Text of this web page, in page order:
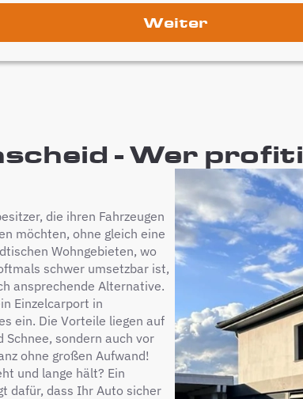
Weiter
- Wer
die ihren Fahrzeugen
möchten, ohne gleich eine
Wohngebieten, wo
schwer umsetzbar ist,
ansprechende Alternative.
Einzelcarport in
ein. Die Vorteile liegen auf
Schnee, sondern auch vor
ohne großen Aufwand!
und lange hält? Ein
dafür, dass Ihr Auto sicher